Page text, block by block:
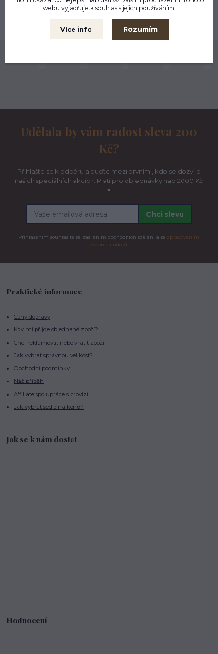
do 30 dnů
Udělala by vám radost sleva 200
Kč?
Přihlašte se k odběru a buďte mezi prvními, kdo se dozví o
našich speciálních akcích. Platí pro objednávky nad 2000 Kč
♥
Chci slevu
Přihlášením souhlasíte se zasíláním obchodních sdělení a se zpracováním
osobních údajů.
Praktické informace
Ceny dopravy
Kdy mi přijde objednané zboží?
Chci reklamovat nebo vrátit zboží
Jak vybrat správnou velikost?
Obchodní podmínky
Náš příběh
Affiliate spolupráce s provizí
Jak vybrat sedlo na koně?
Jak se k nám dostat
Hodnocení
webu vyjadřujete souhlas s jejich používáním.
Více info Rozumím